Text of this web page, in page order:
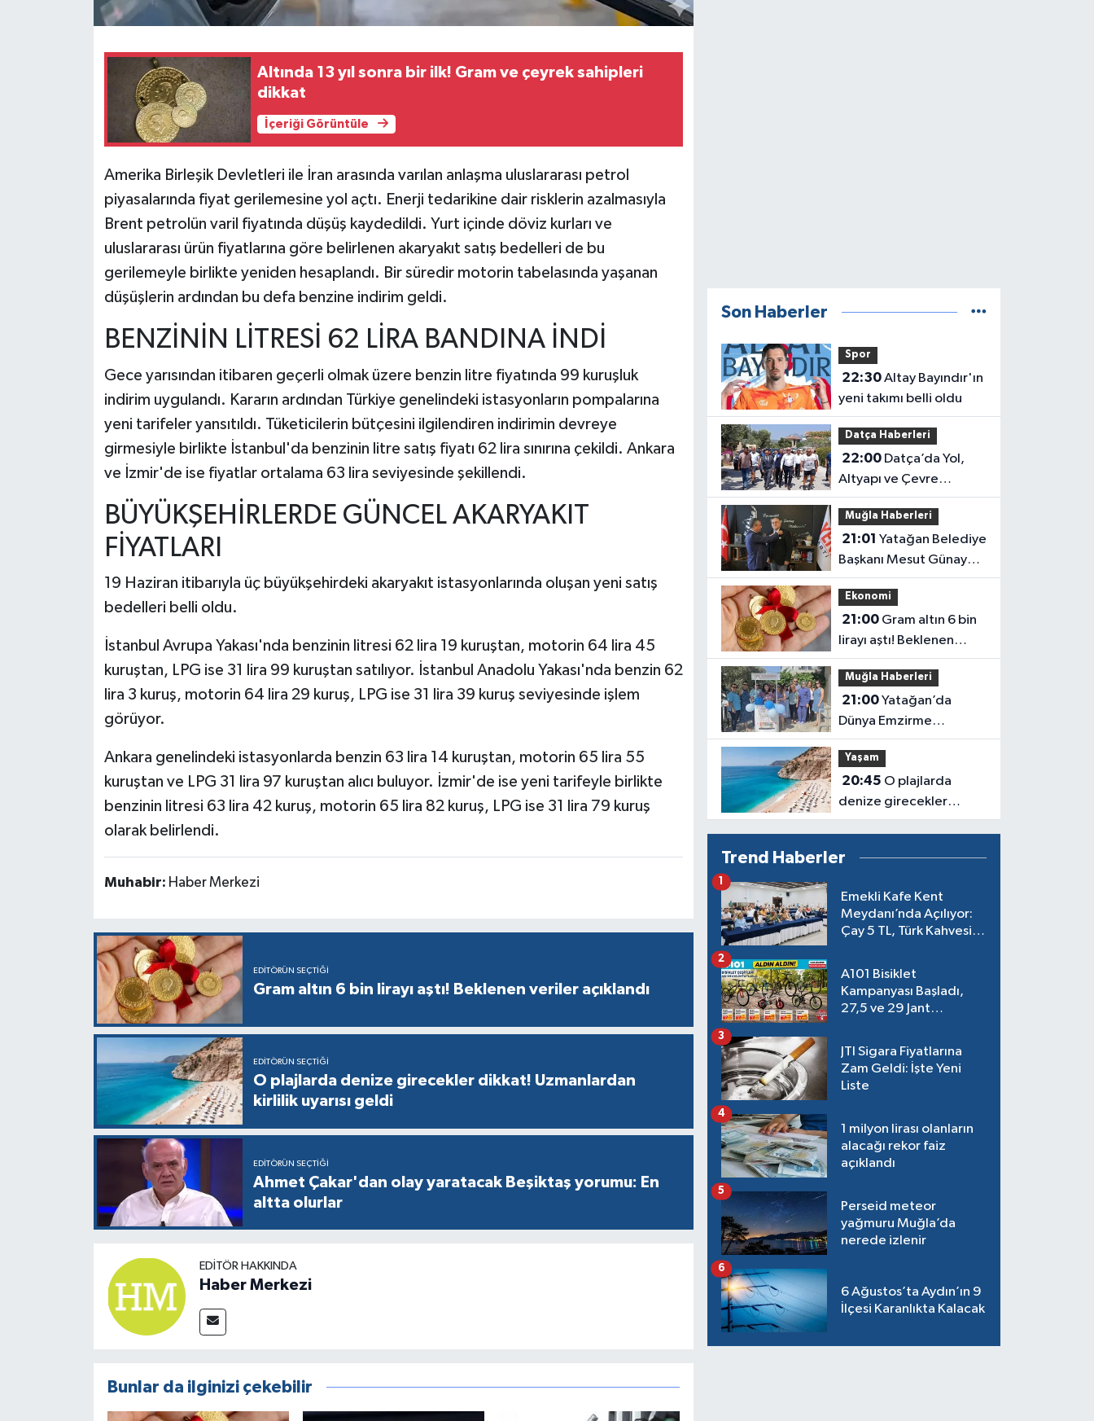
Altında 13 yıl sonra bir ilk! Gram ve çeyrek sahipleri
dikkat
İçeriği Görüntüle
Amerika Birleşik Devletleri ile İran arasında varılan anlaşma uluslararası petrol
piyasalarında fiyat gerilemesine yol açtı. Enerji tedarikine dair risklerin azalmasıyla
Brent petrolün varil fiyatında düşüş kaydedildi. Yurt içinde döviz kurları ve
uluslararası ürün fiyatlarına göre belirlenen akaryakıt satış bedelleri de bu
gerilemeyle birlikte yeniden hesaplandı. Bir süredir motorin tabelasında yaşanan
düşüşlerin ardından bu defa benzine indirim geldi.
BENZİNİN LİTRESİ 62 LİRA BANDINA İNDİ
Gece yarısından itibaren geçerli olmak üzere benzin litre fiyatında 99 kuruşluk
indirim uygulandı. Kararın ardından Türkiye genelindeki istasyonların pompalarına
yeni tarifeler yansıtıldı. Tüketicilerin bütçesini ilgilendiren indirimin devreye
girmesiyle birlikte İstanbul'da benzinin litre satış fiyatı 62 lira sınırına çekildi. Ankara
ve İzmir'de ise fiyatlar ortalama 63 lira seviyesinde şekillendi.
BÜYÜKŞEHİRLERDE GÜNCEL AKARYAKIT
FİYATLARI
19 Haziran itibarıyla üç büyükşehirdeki akaryakıt istasyonlarında oluşan yeni satış
bedelleri belli oldu.
İstanbul Avrupa Yakası'nda benzinin litresi 62 lira 19 kuruştan, motorin 64 lira 45
kuruştan, LPG ise 31 lira 99 kuruştan satılıyor. İstanbul Anadolu Yakası'nda benzin 62
lira 3 kuruş, motorin 64 lira 29 kuruş, LPG ise 31 lira 39 kuruş seviyesinde işlem
görüyor.
Ankara genelindeki istasyonlarda benzin 63 lira 14 kuruştan, motorin 65 lira 55
kuruştan ve LPG 31 lira 97 kuruştan alıcı buluyor. İzmir'de ise yeni tarifeyle birlikte
benzinin litresi 63 lira 42 kuruş, motorin 65 lira 82 kuruş, LPG ise 31 lira 79 kuruş
olarak belirlendi.
Muhabir: Haber Merkezi
EDITÖRÜN SEÇTIĞI
Gram altın 6 bin lirayı aştı! Beklenen veriler açıklandı
EDITÖRÜN SEÇTIĞI
O plajlarda denize girecekler dikkat! Uzmanlardan
kirlilik uyarısı geldi
EDITÖRÜN SEÇTIĞI
Ahmet Çakar'dan olay yaratacak Beşiktaş yorumu: En
altta olurlar
EDITÖR HAKKINDA
Haber Merkezi
Bunlar da ilginizi çekebilir
Son Haberler
Spor
22:30Altay Bayındır'ın
yeni takımı belli oldu
Datça Haberleri
22:00Datça’da Yol,
Altyapı ve Çevre
Çalışmaları Hız Kazandı
Muğla Haberleri
21:01
Başkanı Mesut Günay
CHP'den İstifa Etti Yeni
Parti'ye Katıldı
Ekonomi
21:00Gram altın 6 bin
lirayı aştı! Beklenen
veriler açıklandı
Muğla Haberleri
21:00Yatağan’da
Dünya Emzirme
Haftası’nda Anne
Sütünün Önemi Anlatıldı
Yaşam
20:45
denize girecekler
dikkat! Uzmanlardan
Trend Haberler
Emekli Kafe Kent
Meydanı’nda Açılıyor:
Çay 5 TL, Türk Kahvesi
1
A101 Bisiklet
Kampanyası Başladı,
27,5 ve 29 Jant
2
JTI Sigara Fiyatlarına
Zam Geldi: İşte Yeni
Liste
3
1 milyon lirası olanların
alacağı rekor faiz
açıklandı
4
Perseid meteor
yağmuru Muğla’da
nerede izlenir
5
6 Ağustos’ta Aydın’ın 9
İlçesi Karanlıkta Kalacak
6